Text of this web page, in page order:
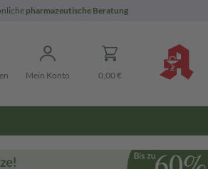
pharmazeutische Beratung
Mein Konto 0,00 €